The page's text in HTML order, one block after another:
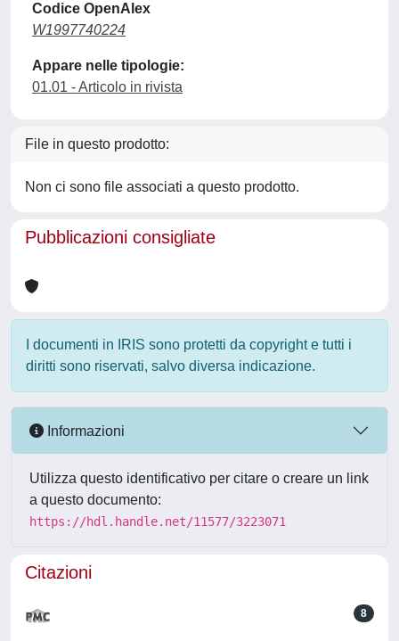
Codice OpenAlex
W1997740224
Appare nelle tipologie:
01.01 - Articolo in rivista
File in questo prodotto:
Non ci sono file associati a questo prodotto.
Pubblicazioni consigliate
I documenti in IRIS sono protetti da copyright e tutti i
diritti sono riservati, salvo diversa indicazione.
Informazioni
Utilizza questo identificativo per citare o creare un link
a questo documento:
https://hdl.handle.net/11577/3223071
Citazioni
8